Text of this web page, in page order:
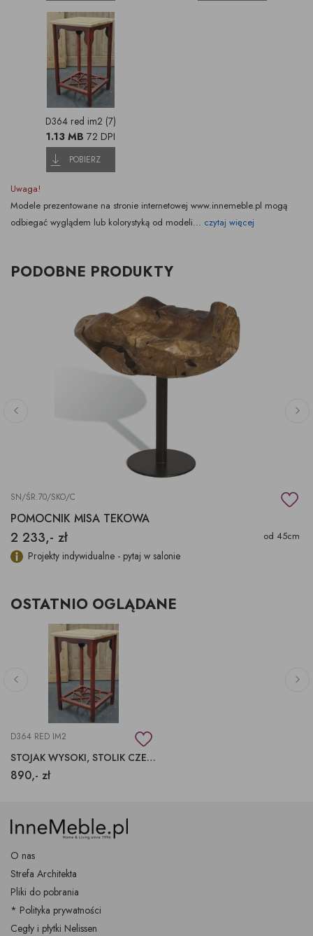
D364 red im2 (7)
1.13 MB 72 DPI
POBIERZ
Uwaga!
Modele prezentowane na stronie internetowej www.innemeble.pl mogą
odbiegać wyglądem lub kolorystyką od modeli... czytaj więcej
PODOBNE PRODUKTY
SN/ŚR.70/SKO/C
POMOCNIK MISA TEKOWA
2 233,- zł od 45cm
Projekty indywidualne - pytaj w salonie
OSTATNIO OGLĄDANE
D364 RED IM2
STOJAK WYSOKI, STOLIK CZERWONY
890,- zł
O nas
Strefa Architekta
Pliki do pobrania
* Polityka prywatności
Cegły i płytki Nelissen